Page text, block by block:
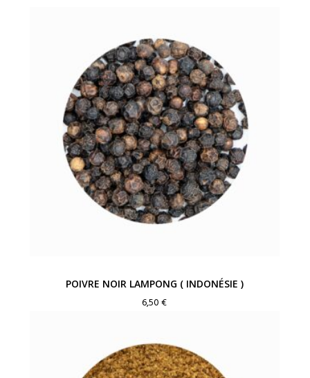
POIVRE NOIR LAMPONG ( INDONÉSIE )
6,50€